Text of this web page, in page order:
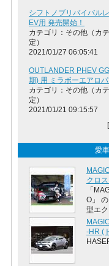
シフトノブリバイバル
EV用 発売開始！
カテゴリ：その他（カ
定）
2021/01/27 06:05:41
OUTLANDER PHEV
期) 用 ミラボーエアロパ
カテゴリ：その他（カ
定）
2021/01/21 09:15:57
[
愛
クロ
「
O」
型エ
-HR (